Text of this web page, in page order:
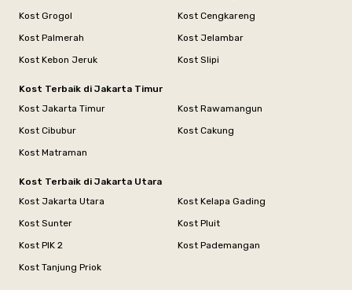
Kost Grogol
Kost Cengkareng
Kost Palmerah
Kost Jelambar
Kost Kebon Jeruk
Kost Slipi
Kost Terbaik di Jakarta Timur
Kost Jakarta Timur
Kost Rawamangun
Kost Cibubur
Kost Cakung
Kost Matraman
Kost Terbaik di Jakarta Utara
Kost Jakarta Utara
Kost Kelapa Gading
Kost Sunter
Kost Pluit
Kost PIK 2
Kost Pademangan
Kost Tanjung Priok